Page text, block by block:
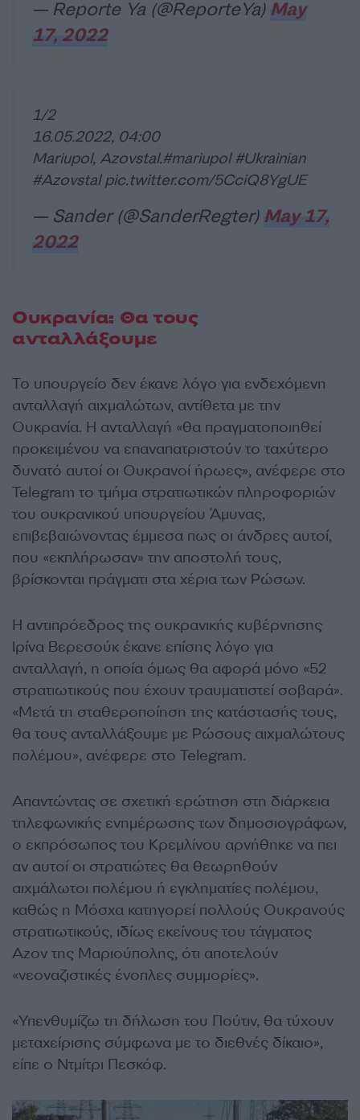
— Reporte Ya (@ReporteYa) May
17, 2022
1/2
16.05.2022, 04:00
Mariupol, Azovstal.#mariupol #Ukrainian
#Azovstal pic.twitter.com/5CciQ8YgUE
— Sander (@SanderRegter) May 17,
2022
Ουκρανία: Θα τους
ανταλλάξουμε
Το υπουργείο δεν έκανε λόγο για ενδεχόμενη
ανταλλαγή αιχμαλώτων, αντίθετα με την
Ουκρανία. Η ανταλλαγή «θα πραγματοποιηθεί
προκειμένου να επαναπατριστούν το ταχύτερο
δυνατό αυτοί οι Ουκρανοί ήρωες», ανέφερε στο
Telegram το τμήμα στρατιωτικών πληροφοριών
του ουκρανικού υπουργείου Άμυνας,
επιβεβαιώνοντας έμμεσα πως οι άνδρες αυτοί,
που «εκπλήρωσαν» την αποστολή τους,
βρίσκονται πράγματι στα χέρια των Ρώσων.
Η αντιπρόεδρος της ουκρανικής κυβέρνησης
Ιρίνα Βερεσούκ έκανε επίσης λόγο για
ανταλλαγή, η οποία όμως θα αφορά μόνο «52
στρατιωτικούς που έχουν τραυματιστεί σοβαρά».
«Μετά τη σταθεροποίηση της κατάστασής τους,
θα τους ανταλλάξουμε με Ρώσους αιχμαλώτους
πολέμου», ανέφερε στο Telegram.
Απαντώντας σε σχετική ερώτηση στη διάρκεια
τηλεφωνικής ενημέρωσης των δημοσιογράφων,
ο εκπρόσωπος του Κρεμλίνου αρνήθηκε να πει
αν αυτοί οι στρατιώτες θα θεωρηθούν
αιχμάλωτοι πολέμου ή εγκληματίες πολέμου,
καθώς η Μόσχα κατηγορεί πολλούς Ουκρανούς
στρατιωτικούς, ιδίως εκείνους του τάγματος
Azov της Μαριούπολης, ότι αποτελούν
«νεοναζιστικές ένοπλες συμμορίες».
«Υπενθυμίζω τη δήλωση του Πούτιν, θα τύχουν
μεταχείρισης σύμφωνα με το διεθνές δίκαιο»,
είπε ο Ντμίτρι Πεσκόφ.